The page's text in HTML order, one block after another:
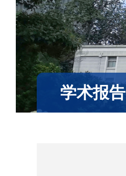
学术报告